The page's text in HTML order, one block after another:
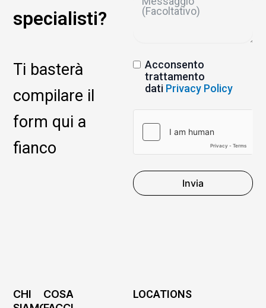
specialisti?
Ti basterà
compilare il
form qui a
fianco
Acconsento
trattamento
dati Privacy Policy
Invia
CHI
COSA
LOCATIONS